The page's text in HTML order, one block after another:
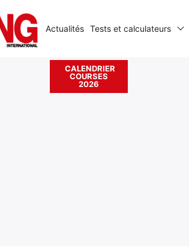
Actualités Tests et calculateurs
CALENDRIER
COURSES
2026
Rechercher